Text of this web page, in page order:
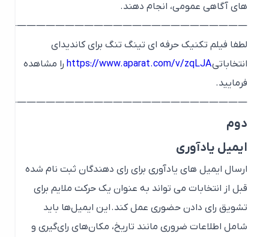
های آگاهی عمومی، انجام دهند.
لطفا فیلم تکنیک حرفه ای تینگ تنگ برای کاندیدای
انتخاباتیhttps://www.aparat.com/v/zqLJAرا مشاهده
فرمایید.
دوم
ایمیل یادآوری
ارسال ایمیل های یادآوری برای رای دهندگان ثبت نام شده
قبل از انتخابات می تواند به عنوان یک حرکت ملایم برای
تشویق رای دادن حضوری عمل کند. این ایمیل‌ها باید
شامل اطلاعات ضروری مانند تاریخ، مکان‌های رای‌گیری و